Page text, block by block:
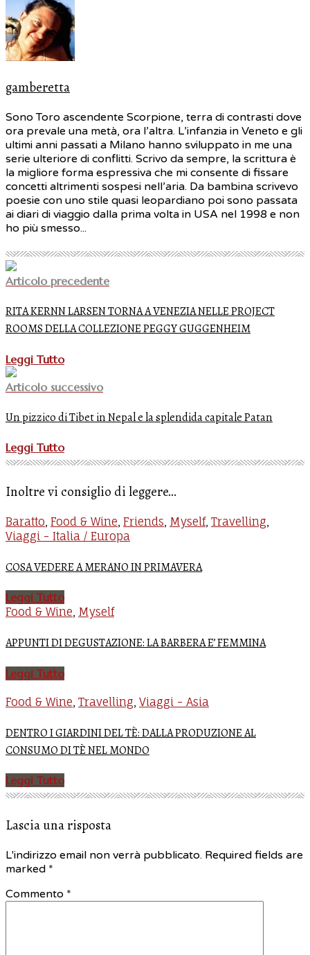
gamberetta
Sono Toro ascendente Scorpione, terra di contrasti dove
ora prevale una metà, ora l’altra. L’infanzia in Veneto e gli
ultimi anni passati a Milano hanno sviluppato in me una
serie ulteriore di conflitti. Scrivo da sempre, la scrittura è
la migliore forma espressiva che mi consente di fissare
concetti altrimenti sospesi nell’aria. Da bambina scrivevo
poesie con uno stile quasi leopardiano poi sono passata
ai diari di viaggio dalla prima volta in USA nel 1998 e non
ho più smesso...
Articolo precedente
RITA KERNN LARSEN TORNA A VENEZIA NELLE PROJECT
ROOMS DELLA COLLEZIONE PEGGY GUGGENHEIM
Leggi Tutto
Articolo successivo
Un pizzico di Tibet in Nepal e la splendida capitale Patan
Leggi Tutto
Inoltre vi consiglio di leggere...
Baratto, Food & Wine, Friends, Myself, Travelling,
Viaggi - Italia / Europa
COSA VEDERE A MERANO IN PRIMAVERA
Leggi Tutto
Food & Wine, Myself
APPUNTI DI DEGUSTAZIONE: LA BARBERA E’ FEMMINA
Leggi Tutto
Food & Wine, Travelling, Viaggi - Asia
DENTRO I GIARDINI DEL TÈ: DALLA PRODUZIONE AL
CONSUMO DI TÈ NEL MONDO
Leggi Tutto
Lascia una risposta
L'indirizzo email non verrà pubblicato. Required fields are
marked *
Commento *